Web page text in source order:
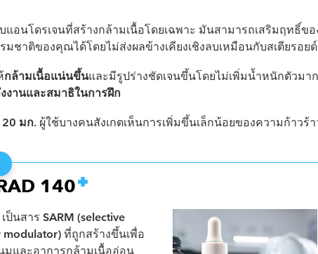
แอนโดรเจนที่สร้างกล้ามเนื้อโดยเฉพาะ มันสามารถเสริมฤทธิ์ขอ
มชาติของคุณได้โดยไม่ส่งผลข้างเคียงเชิงลบเหมือนกับสเตียรอยด์
กล้ามเนื้อแน่นขึ้นและมีรูปร่างชัดเจนขึ้นโดยไม่เพิ่มน้ำหนักตัวมาก
งานและสมาธิในการฝึก
20 มก. ผู้ใช้บางคนสังเกตเห็นการเพิ่มขึ้นเล็กน้อยของความก้าวร้า
140
เป็นสาร SARM (selective
modulator) ที่ถูกสร้างขึ้นเพื่อ
มและอาการกล้ามเนื้ออ่อน